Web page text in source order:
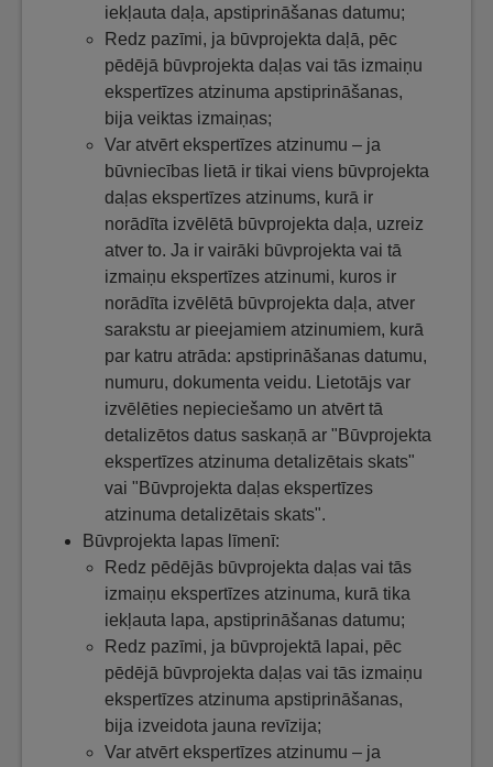
iekļauta daļa, apstiprināšanas datumu;
Redz pazīmi, ja būvprojekta daļā, pēc
pēdējā būvprojekta daļas vai tās izmaiņu
ekspertīzes atzinuma apstiprināšanas,
bija veiktas izmaiņas;
Var atvērt ekspertīzes atzinumu – ja
būvniecības lietā ir tikai viens būvprojekta
daļas ekspertīzes atzinums, kurā ir
norādīta izvēlētā būvprojekta daļa, uzreiz
atver to. Ja ir vairāki būvprojekta vai tā
izmaiņu ekspertīzes atzinumi, kuros ir
norādīta izvēlētā būvprojekta daļa, atver
sarakstu ar pieejamiem atzinumiem, kurā
par katru atrāda: apstiprināšanas datumu,
numuru, dokumenta veidu. Lietotājs var
izvēlēties nepieciešamo un atvērt tā
detalizētos datus saskaņā ar "Būvprojekta
ekspertīzes atzinuma detalizētais skats"
vai "Būvprojekta daļas ekspertīzes
atzinuma detalizētais skats".
Būvprojekta lapas līmenī:
Redz pēdējās būvprojekta daļas vai tās
izmaiņu ekspertīzes atzinuma, kurā tika
iekļauta lapa, apstiprināšanas datumu;
Redz pazīmi, ja būvprojektā lapai, pēc
pēdējā būvprojekta daļas vai tās izmaiņu
ekspertīzes atzinuma apstiprināšanas,
bija izveidota jauna revīzija;
Var atvērt ekspertīzes atzinumu – ja